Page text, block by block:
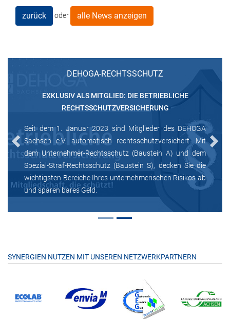
zurück oder alle News anzeigen
DEHOGA-RECHTSSCHUTZ
EXKLUSIV ALS MITGLIED: DIE BETRIEBLICHE
RECHTSSCHUTZVERSICHERUNG
Seit dem 1. Januar 2023 sind Mitglieder des DEHOGA
Sachsen e.V. automatisch rechtsschutzversichert. Mit
dem Unternehmer-Rechtsschutz (Baustein A) und dem
Spezial-Straf-Rechtsschutz (Baustein S), decken Sie die
wichtigsten Bereiche Ihres unternehmerischen Risikos ab
und sparen bares Geld.
Previous Next
SYNERGIEN NUTZEN MIT UNSEREN NETZWERKPARTNERN